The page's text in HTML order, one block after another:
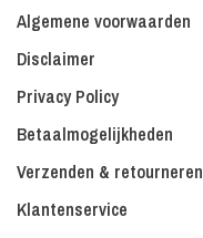
Algemene voorwaarden
Disclaimer
Privacy Policy
Betaalmogelijkheden
Verzenden & retourneren
Klantenservice